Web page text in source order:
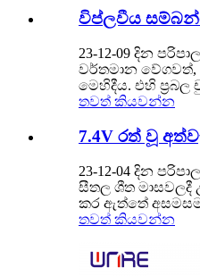
විප්ලවීය
23-12-09 දින
වර්තමාන
මෙහිදීය. එහි
තවත් කියවන්න
7.4V රත් වූ
23-12-04 දින
සීතල ශීත මාසවලදී
කර ඇත්තේ
තවත් කියවන්න